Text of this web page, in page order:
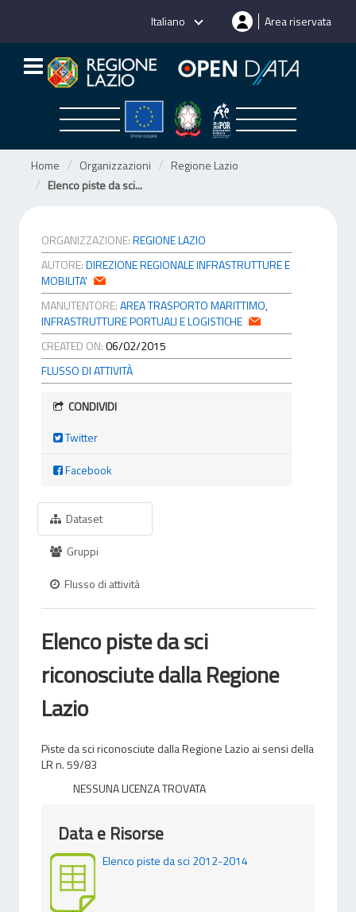
Italiano Area riservata
Home Organizzazioni
Regione Lazio
Elenco piste da sci...
ORGANIZZAZIONE:REGIONE LAZIO
AUTORE:DIREZIONE REGIONALE INFRASTRUTTURE E
MOBILITA'
MANUTENTORE:AREA TRASPORTO MARITTIMO,
INFRASTRUTTURE PORTUALI E LOGISTICHE
CREATED ON:06/02/2015
FLUSSO DI ATTIVITÀ
CONDIVIDI
Twitter
Facebook
Dataset
Gruppi
Flusso di attività
Elenco piste da sci
riconosciute dalla Regione
Lazio
Piste da sci riconosciute dalla Regione Lazio ai sensi della
LR n. 59/83
NESSUNA LICENZA TROVATA
Data e Risorse
Elenco piste da sci 2012-2014